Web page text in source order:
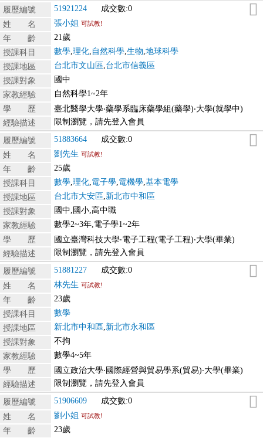
履歷編號 51921224
成交數:0
姓 名
張小姐 可試教!
年 齡
21歲
授課科目
數學 理化 自然科學 生物 地球科學
授課地區
台北市文山區 台北市信義區
授課對象
國中
家教經驗
自然科學1~2年
學 歷
臺北醫學大學‧藥學系臨床藥學組(藥學)‧大學(就學中)
經驗描述
限制瀏覽，請先登入會員
履歷編號 51883664
成交數:0
姓 名
劉先生 可試教!
年 齡
25歲
授課科目
數學 理化 電子學 電機學 基本電學
授課地區
台北市大安區 新北市中和區
授課對象
國中,國小,高中職
家教經驗
數學2~3年,電子學1~2年
學 歷
國立臺灣科技大學‧電子工程(電子工程)‧大學(畢業)
經驗描述
限制瀏覽，請先登入會員
履歷編號 51881227
成交數:0
姓 名
林先生 可試教!
年 齡
23歲
授課科目
數學
授課地區
新北市中和區 新北市永和區
授課對象
不拘
家教經驗
數學4~5年
學 歷
國立政治大學‧國際經營與貿易學系(貿易)‧大學(畢業)
經驗描述
限制瀏覽，請先登入會員
履歷編號 51906609
成交數:0
姓 名
劉小姐 可試教!
年 齡
23歲